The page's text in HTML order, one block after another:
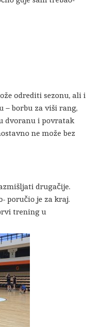
odrediti sezonu, ali i
– borbu za viši rang,
dvoranu i povratak
ne može bez
drugačije.
poručio je za kraj.
trening u